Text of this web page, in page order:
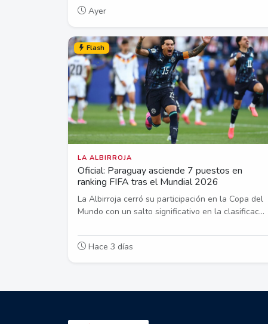
Ayer
Flash
LA ALBIRROJA
Oficial: Paraguay asciende 7 puestos en
ranking FIFA tras el Mundial 2026
La Albirroja cerró su participación en la Copa del
Mundo con un salto significativo en la clasificac...
Hace 3 días